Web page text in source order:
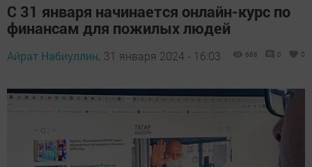
С 31 января начинается онлайн-курс по
финансам для пожилых людей
Айрат Набиуллин, 31 января 2024 - 16:03 688 0 0